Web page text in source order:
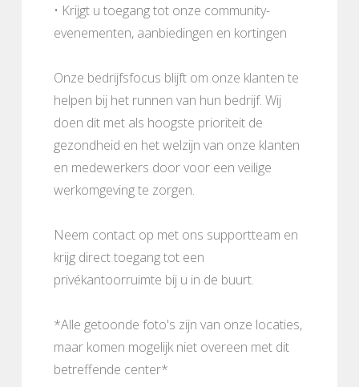
• Krijgt u toegang tot onze community-
evenementen, aanbiedingen en kortingen
Onze bedrijfsfocus blijft om onze klanten te
helpen bij het runnen van hun bedrijf. Wij
doen dit met als hoogste prioriteit de
gezondheid en het welzijn van onze klanten
en medewerkers door voor een veilige
werkomgeving te zorgen.
Neem contact op met ons supportteam en
krijg direct toegang tot een
privékantoorruimte bij u in de buurt.
*Alle getoonde foto's zijn van onze locaties,
maar komen mogelijk niet overeen met dit
betreffende center*